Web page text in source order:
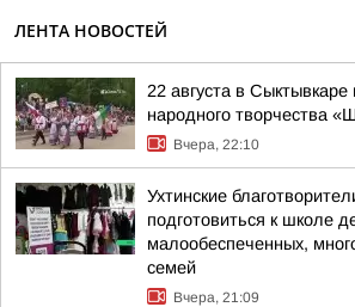
ЛЕНТА НОВОСТЕЙ
22 августа в
народного творчества
Вчера, 22:10
Ухтинские
подготовиться к школе
малообеспеченных,
семей
Вчера, 21:09